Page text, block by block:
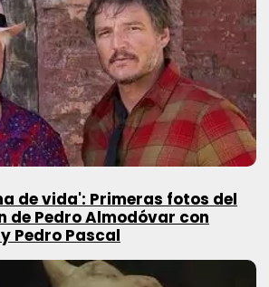
de vida': Primeras fotos del
de Pedro Almodóvar con
Pedro Pascal